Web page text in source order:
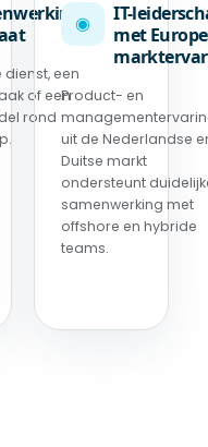
dienst, een
of een
rond
◉
IT-
met
Product- en
uit de Nederlandse
Duitse markt
ondersteunt
samenwerking met
offshore en hybride
teams.